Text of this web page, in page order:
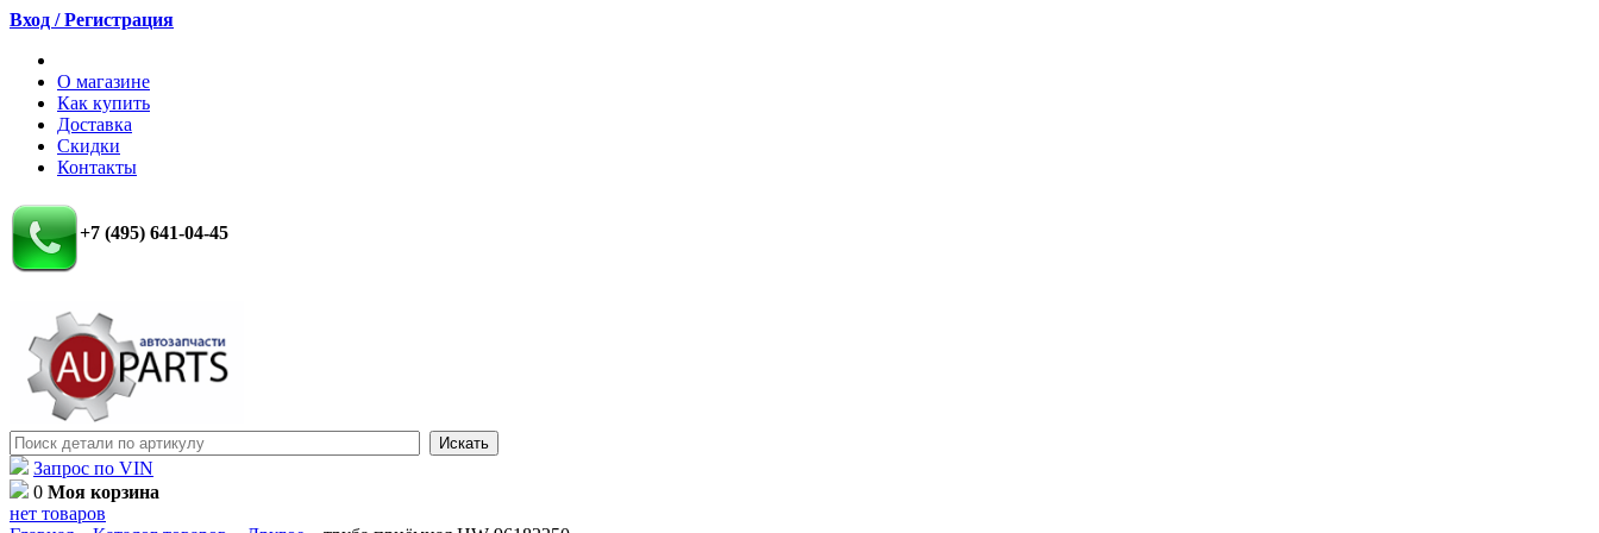
Вход / Регистрация
О магазине
Как купить
Доставка
Скидки
Контакты
+7 (495) 641-04-45
Запрос по VIN
0 Моя корзина
нет товаров